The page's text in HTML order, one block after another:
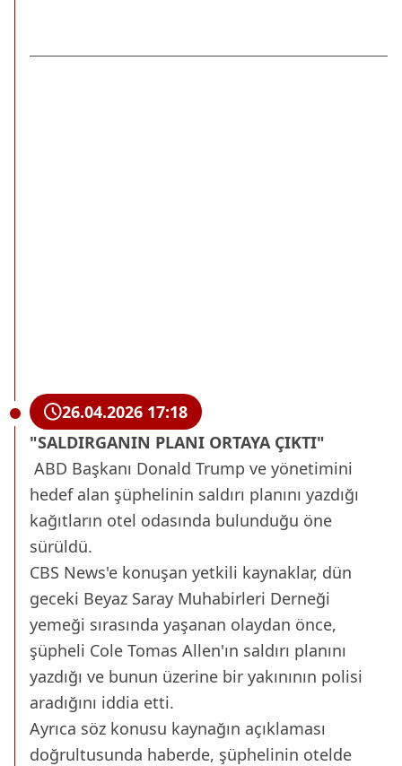
26.04.2026 17:18
"SALDIRGANIN PLANI ORTAYA ÇIKTI"
ABD Başkanı Donald Trump ve yönetimini
hedef alan şüphelinin saldırı planını yazdığı
kağıtların otel odasında bulunduğu öne
sürüldü.
CBS News'e konuşan yetkili kaynaklar, dün
geceki Beyaz Saray Muhabirleri Derneği
yemeği sırasında yaşanan olaydan önce,
şüpheli Cole Tomas Allen'ın saldırı planını
yazdığı ve bunun üzerine bir yakınının polisi
aradığını iddia etti.
Ayrıca söz konusu kaynağın açıklaması
doğrultusunda haberde, şüphelinin otelde